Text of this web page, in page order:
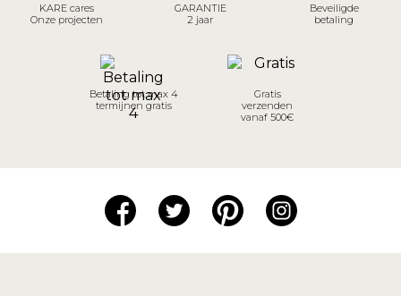
KARE cares
Onze projecten
GARANTIE
2 jaar
Beveiligde
betaling
Betaling tot max 4
termijnen gratis
Gratis
verzenden
vanaf 500€